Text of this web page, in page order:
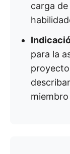
carga
para la